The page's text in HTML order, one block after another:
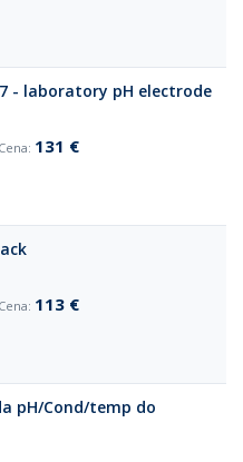
- laboratory pH electrode
131 €
113 €
pH/Cond/temp do